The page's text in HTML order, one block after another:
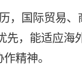
，国际贸易、
先，能适应海
精神。